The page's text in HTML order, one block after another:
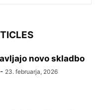
novo skladbo
- 23. februarja, 2026